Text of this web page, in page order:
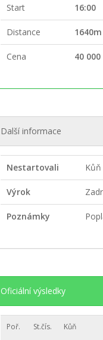
Start 16:00
Distance 1640m
Cena 40 000
Další informace
Nestartovali Kůň
Výrok
Poznámky
Oficiální výsledky
Poř. St.čís. Kůň